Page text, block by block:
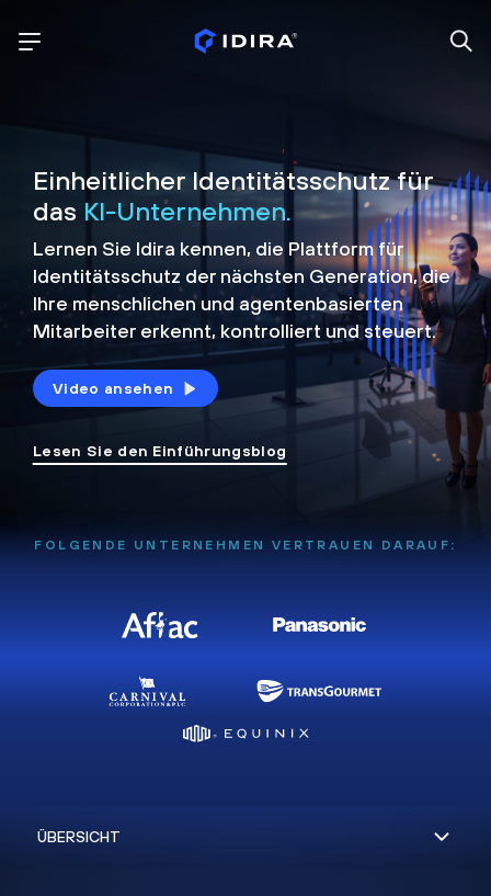
Einheitlicher Identitätsschutz für
das KI-Unternehmen.
Lernen Sie Idira kennen, die Plattformfür
Identitätsschutz der nächsten Generation, die
Ihre menschlichen und agentenbasierten
Mitarbeiter erkennt, kontrolliert undsteuert.
Video ansehen
Lesen Sie den Einführungsblog
FOLGENDE UNTERNEHMEN VERTRAUEN DARAUF: